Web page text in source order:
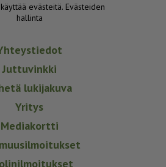
evästeitä. Evästeiden
hallinta
Juttuvinkki
lukijakuva
Yritys
Mediakortti